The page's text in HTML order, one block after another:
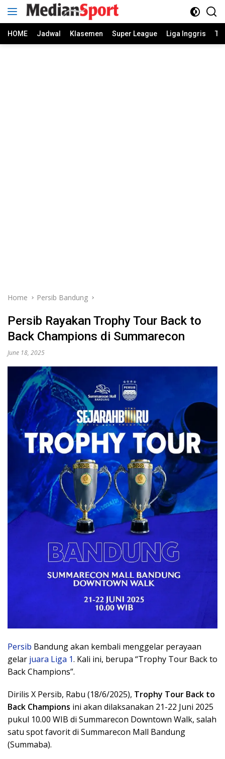
HOME Jadwal Klasemen Super League Liga Inggris
Home Persib Bandung
Persib Rayakan Trophy Tour Back to
Back Champions di Summarecon
June 18, 2025
Persib Bandung akan kembali menggelar perayaan
gelar juara Liga 1. Kali ini, berupa “Trophy Tour Back to
Back Champions”.
Dirilis X Persib, Rabu (18/6/2025), Trophy Tour Back to
Back Champions ini akan dilaksanakan 21-22 Juni 2025
pukul 10.00 WIB di Summarecon Downtown Walk, salah
satu spot favorit di Summarecon Mall Bandung
(Summaba).